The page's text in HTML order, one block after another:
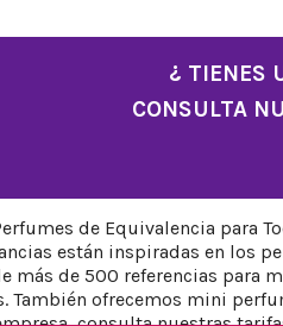
¿ TIENES
CONSULTA
de Equivalencia para
están inspiradas en los
más de 500 referencias para
También ofrecemos mini